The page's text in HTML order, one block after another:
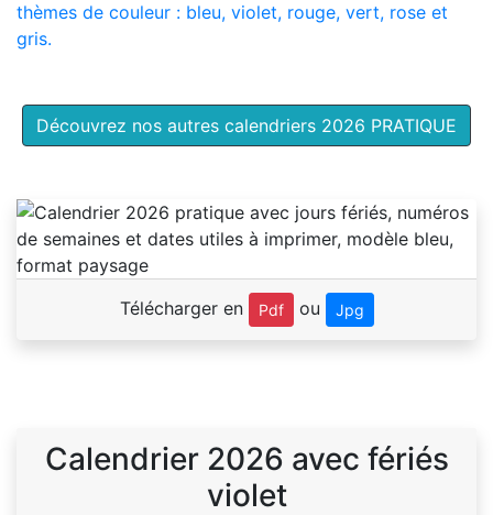
thèmes de couleur : bleu, violet, rouge, vert, rose et
gris.
Découvrez nos autres calendriers 2026 PRATIQUE
Télécharger en Pdf ou Jpg
Calendrier 2026 avec fériés
violet